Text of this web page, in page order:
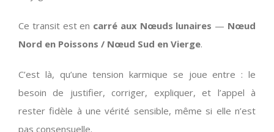
Ce transit est en carré aux Nœuds lunaires — Nœud
Nord en Poissons / Nœud Sud en Vierge.
C’est là, qu’une tension karmique se joue entre : le
besoin de justifier, corriger, expliquer, et l’appel à
rester fidèle à une vérité sensible, même si elle n’est
pas consensuelle.